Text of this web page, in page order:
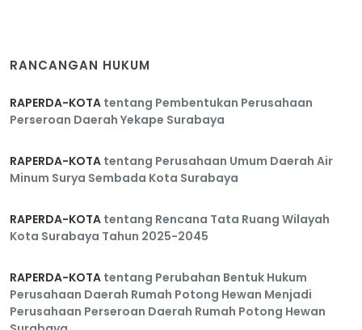
RANCANGAN HUKUM
RAPERDA-KOTA tentang Pembentukan Perusahaan
Perseroan Daerah Yekape Surabaya
RAPERDA-KOTA tentang Perusahaan Umum Daerah Air
Minum Surya Sembada Kota Surabaya
RAPERDA-KOTA tentang Rencana Tata Ruang Wilayah
Kota Surabaya Tahun 2025-2045
RAPERDA-KOTA tentang Perubahan Bentuk Hukum
Perusahaan Daerah Rumah Potong Hewan Menjadi
Perusahaan Perseroan Daerah Rumah Potong Hewan